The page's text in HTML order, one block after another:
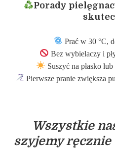
Porady
Prać w 30 °C,
Bez wybielaczy i
Suszyć na płasko
Pierwsze pranie zwiększa
Wszystkie
szyjemy ręcznie